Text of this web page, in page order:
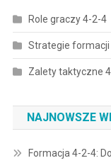
Role graczy 4-2-4
Strategie formacji
Zalety taktyczne
NAJNOWSZE
Formacja 4-2-4: